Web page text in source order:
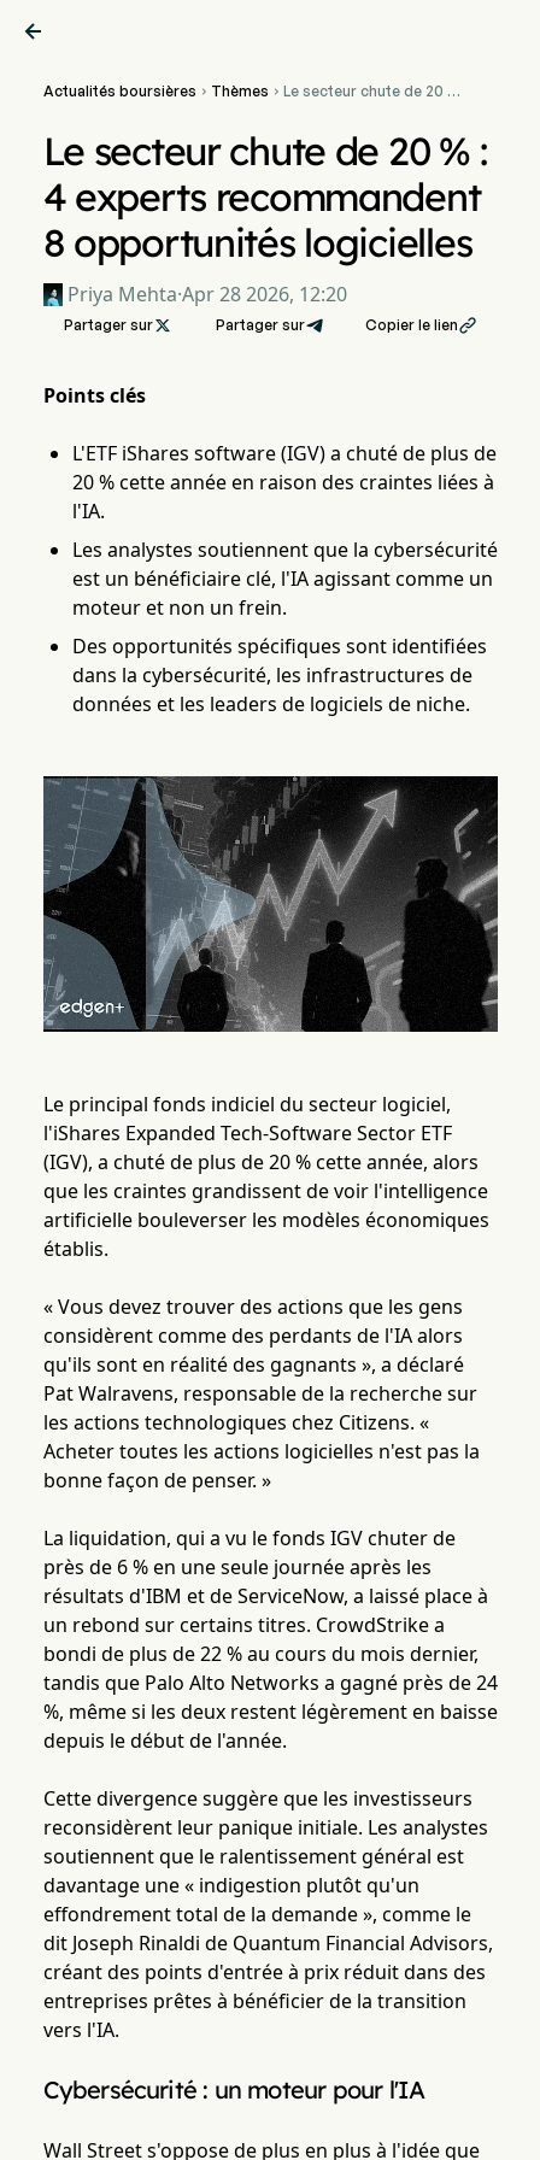

Actualités boursières  Thèmes  Le secteur chute de 20 % :
Le secteur chute de 20 % :
4 experts recommandent
8 opportunités logicielles
Priya Mehta·Apr 28 2026, 12:20
Partager sur Partager sur Copier le lien
Points clés
L'ETF iShares software (IGV) a chuté de plus de
20 % cette année en raison des craintes liées à
l'IA.
Les analystes soutiennent que la cybersécurité
est un bénéficiaire clé, l'IA agissant comme un
moteur et non un frein.
Des opportunités spécifiques sont identifiées
dans la cybersécurité, les infrastructures de
données et les leaders de logiciels de niche.
Le principal fonds indiciel du secteur logiciel,
l'iShares Expanded Tech-Software Sector ETF
(IGV), a chuté de plus de 20 % cette année, alors
que les craintes grandissent de voir l'intelligence
artificielle bouleverser les modèles économiques
établis.
« Vous devez trouver des actions que les gens
considèrent comme des perdants de l'IA alors
qu'ils sont en réalité des gagnants », a déclaré
Pat Walravens, responsable de la recherche sur
les actions technologiques chez Citizens. «
Acheter toutes les actions logicielles n'est pas la
bonne façon de penser. »
La liquidation, qui a vu le fonds IGV chuter de
près de 6 % en une seule journée après les
résultats d'IBM et de ServiceNow, a laissé place à
un rebond sur certains titres. CrowdStrike a
bondi de plus de 22 % au cours du mois dernier,
tandis que Palo Alto Networks a gagné près de 24
%, même si les deux restent légèrement en baisse
depuis le début de l'année.
Cette divergence suggère que les investisseurs
reconsidèrent leur panique initiale. Les analystes
soutiennent que le ralentissement général est
davantage une « indigestion plutôt qu'un
effondrement total de la demande », comme le
dit Joseph Rinaldi de Quantum Financial Advisors,
créant des points d'entrée à prix réduit dans des
entreprises prêtes à bénéficier de la transition
vers l'IA.
Cybersécurité : un moteur pour l'IA
Wall Street s'oppose de plus en plus à l'idée que